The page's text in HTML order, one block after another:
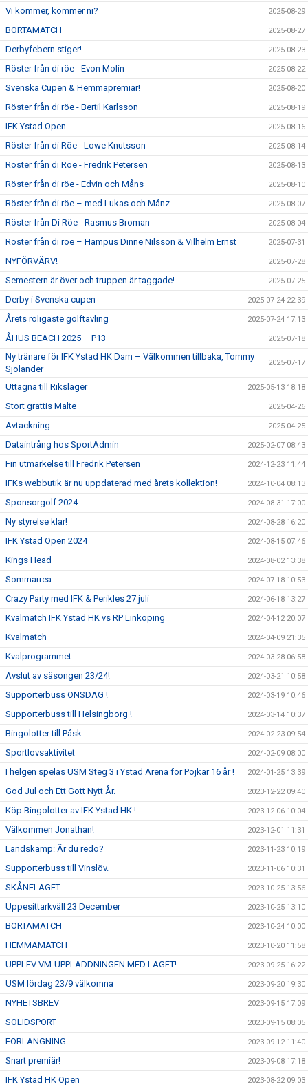
Vi kommer, kommer ni? 2025-08-29
BORTAMATCH 2025-08-27
Derbyfebern stiger! 2025-08-23
Röster från di röe - Evon Molin 2025-08-22
Svenska Cupen & Hemmapremiär! 2025-08-20
Röster från di röe - Bertil Karlsson 2025-08-19
IFK Ystad Open 2025-08-16
Röster från di Röe - Lowe Knutsson 2025-08-14
Röster från di Röe - Fredrik Petersen 2025-08-13
Röster från di röe - Edvin och Måns 2025-08-10
Röster från di röe – med Lukas och Månz 2025-08-07
Röster från Di Röe - Rasmus Broman 2025-08-04
Röster från di röe – Hampus Dinne Nilsson & Vilhelm Ernst 2025-07-31
NYFÖRVÄRV! 2025-07-28
Semestern är över och truppen är taggade! 2025-07-25
Derby i Svenska cupen 2025-07-24 22:39
Årets roligaste golftävling 2025-07-24 17:13
ÅHUS BEACH 2025 – P13 2025-07-18
Ny tränare för IFK Ystad HK Dam – Välkommen tillbaka, Tommy
Sjölander
2025-07-17
Uttagna till Riksläger 2025-05-13 18:18
Stort grattis Malte 2025-04-26
Avtackning 2025-04-25
Dataintrång hos SportAdmin 2025-02-07 08:43
Fin utmärkelse till Fredrik Petersen 2024-12-23 11:44
IFKs webbutik är nu uppdaterad med årets kollektion! 2024-10-04 08:13
Sponsorgolf 2024 2024-08-31 17:00
Ny styrelse klar! 2024-08-28 16:20
IFK Ystad Open 2024 2024-08-15 07:46
Kings Head 2024-08-02 13:38
Sommarrea 2024-07-18 10:53
Crazy Party med IFK & Perikles 27 juli 2024-06-18 13:27
Kvalmatch IFK Ystad HK vs RP Linköping 2024-04-12 20:07
Kvalmatch 2024-04-09 21:35
Kvalprogrammet. 2024-03-28 06:58
Avslut av säsongen 23/24! 2024-03-21 10:58
Supporterbuss ONSDAG ! 2024-03-19 10:46
Supporterbuss till Helsingborg ! 2024-03-14 10:37
Bingolotter till Påsk. 2024-02-23 09:54
Sportlovsaktivitet 2024-02-09 08:00
I helgen spelas USM Steg 3 i Ystad Arena för Pojkar 16 år ! 2024-01-25 13:39
God Jul och Ett Gott Nytt År. 2023-12-22 09:40
Köp Bingolotter av IFK Ystad HK ! 2023-12-06 10:04
Välkommen Jonathan! 2023-12-01 11:31
Landskamp: Är du redo? 2023-11-23 10:19
Supporterbuss till Vinslöv. 2023-11-06 10:31
SKÅNELAGET 2023-10-25 13:56
Uppesittarkväll 23 December 2023-10-25 13:10
BORTAMATCH 2023-10-24 10:00
HEMMAMATCH 2023-10-20 11:58
UPPLEV VM-UPPLADDNINGEN MED LAGET! 2023-09-25 16:22
USM lördag 23/9 välkomna 2023-09-20 19:30
NYHETSBREV 2023-09-15 17:09
SOLIDSPORT 2023-09-15 08:05
FÖRLÄNGNING 2023-09-12 11:40
Snart premiär! 2023-09-08 17:18
IFK Ystad HK Open 2023-08-22 09:03